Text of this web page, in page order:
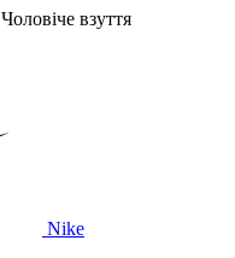
Чоловіче взуття
Nike